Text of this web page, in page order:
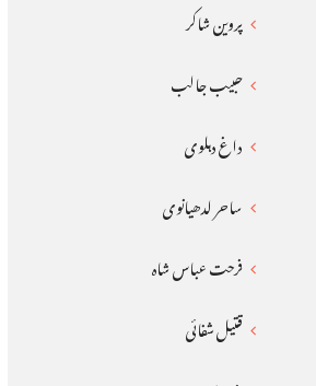
پروین شاکر
حبیب جالب
داغ دہلوی
ساحر لدھیانوی
فرحت عباس شاہ
قتیل شفائی